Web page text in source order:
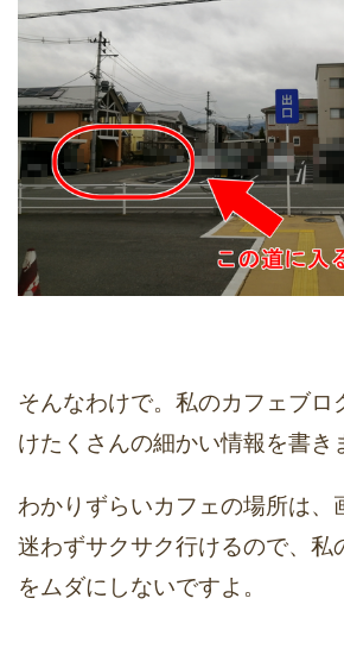
そんなわけで。私のカフェブロ
けたくさんの細かい情報を書き
わかりずらいカフェの場所は、
迷わずサクサク行けるので、私
をムダにしないですよ。